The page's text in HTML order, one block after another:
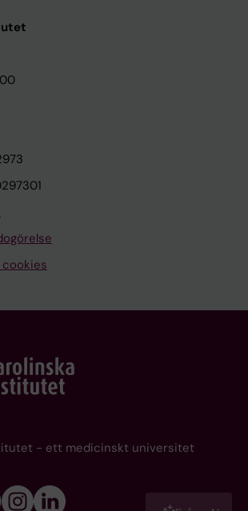
cookies
- ett medicinskt universitet